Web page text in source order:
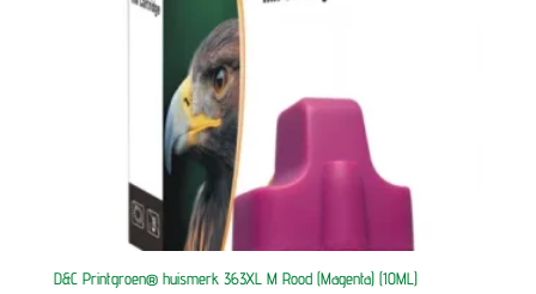
D&C Printgroen® huismerk 363XL M Rood (Magenta) (10ML)